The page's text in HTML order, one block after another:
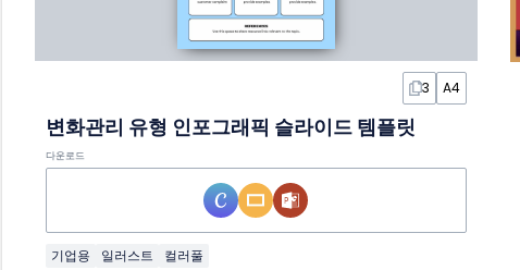
3 A4
변화관리 유형 인포그래픽 슬라이드 템플릿
다운로드
기업용 일러스트 컬러풀